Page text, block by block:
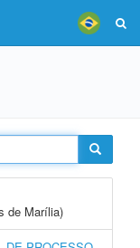
de Marília)